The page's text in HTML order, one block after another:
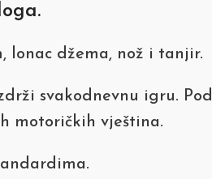
lonac džema, nož i tanjir.
svakodnevnu igru.
motoričkih vještina.